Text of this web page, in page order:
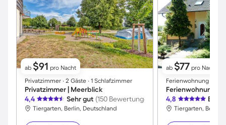
ab $91 pro Nacht
Privatzimmer ∙ 2 Gäste ∙ 1 Schlafzimmer
Privatzimmer | Meerblick
4,4
Sehr gut (150 Bewertungen)
Tiergarten, Berlin, Deutschland
ab $77 pro Nacht
Ferienwohnung ∙ 4
4,8
Tiergarten, Berlin,